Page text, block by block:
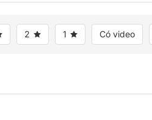
2 1 Có video